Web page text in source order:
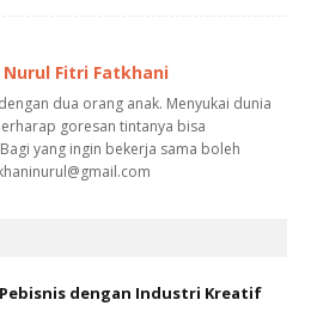
Nurul Fitri Fatkhani
dua orang anak. Menyukai dunia
goresan tintanya bisa
yang ingin bekerja sama boleh
dengan Industri Kreatif